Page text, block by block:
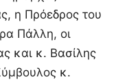
‬η‭ ‬Πρόεδρος‭ ‬του‭
‬Πάλλη,‭ ‬οι‭
‬και‭ ‬κ.‭ ‬Βασίλης‭
‬κ.‭